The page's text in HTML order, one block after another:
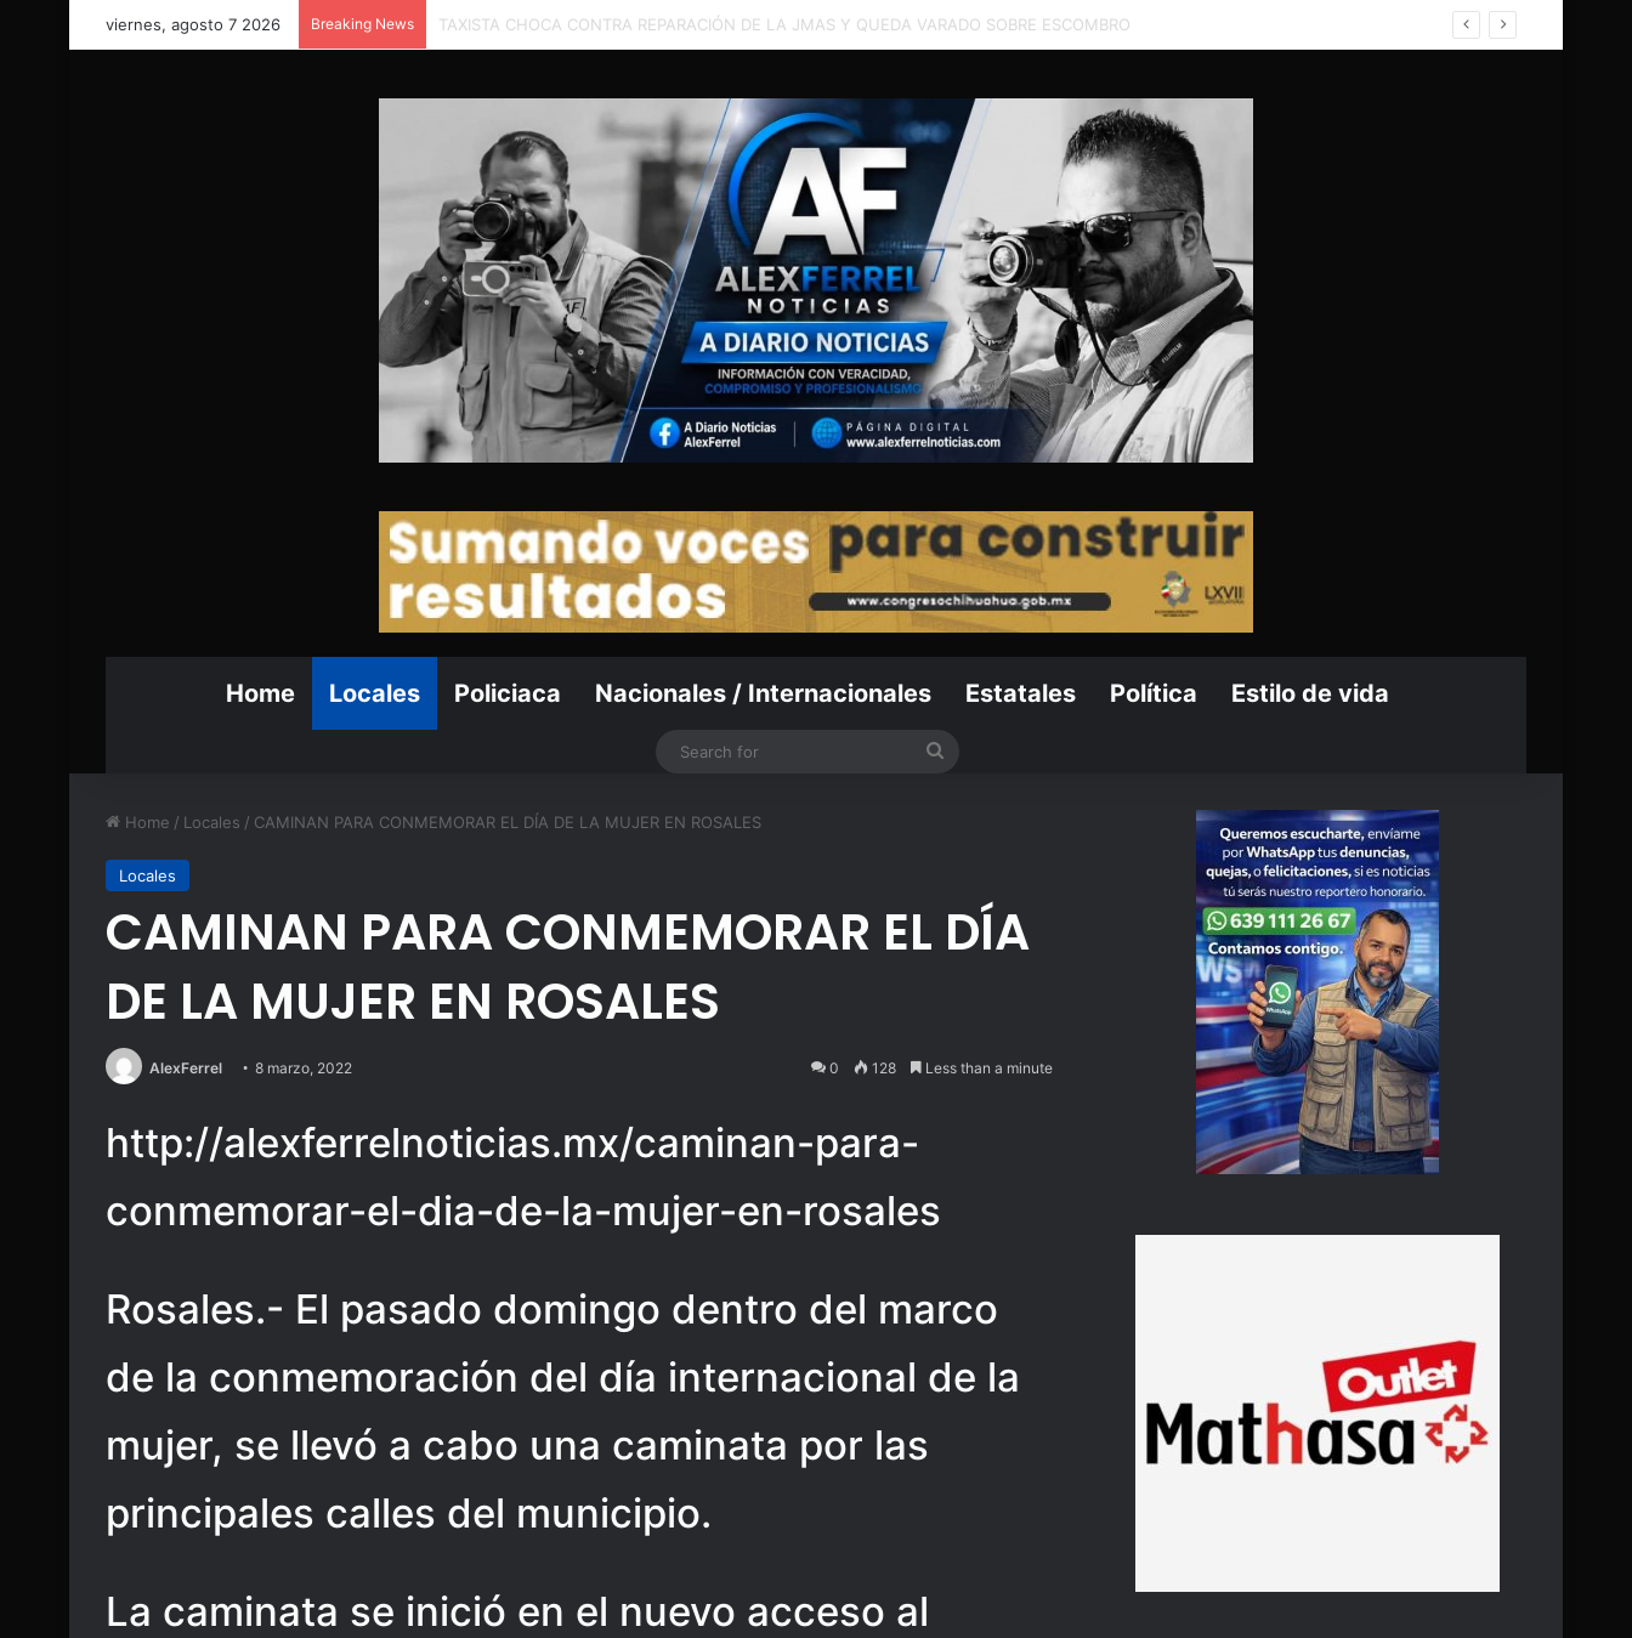
viernes, agosto 7 2026 Breaking News COORDINACIÓN ENTRE 5 CORPORACIONES DE RESCATE PERMITE ATENDER CAMIONAZO; NO HUBO FALLECIDOS, SOLO HERIDOS
Home Locales Policiaca Nacionales / Internacionales Estatales Política Estilo de vida
Search
Home / Locales / CAMINAN PARA CONMEMORAR EL DÍA DE LA MUJER EN ROSALES
Locales
CAMINAN PARA CONMEMORAR EL DÍA
DE LA MUJER EN ROSALES
AlexFerrel 8 marzo, 2022 0 128 Less than a minute
http://alexferrelnoticias.mx/caminan-para-
conmemorar-el-dia-de-la-mujer-en-rosales
Rosales.- El pasado domingo dentro del marco
de la conmemoración del día internacional de la
mujer, se llevó a cabo una caminata por las
principales calles del municipio.
La caminata se inició en el nuevo acceso al